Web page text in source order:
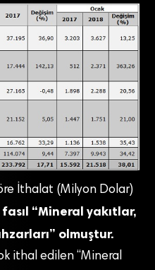
İthalat (Milyon Dolar)
“Mineral yakıtlar,
olmuştur.
ithal edilen “Mineral